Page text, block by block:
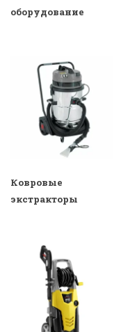
оборудование
Ковровые
экстракторы